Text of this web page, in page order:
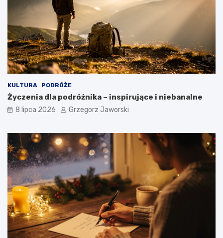
KULTURA PODRÓŻE
Życzenia dla podróżnika – inspirujące i niebanalne
8 lipca 2026 Grzegorz Jaworski